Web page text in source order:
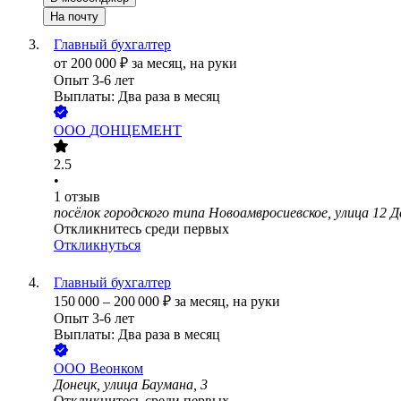
На почту
Главный бухгалтер
от 200 000 ₽ за месяц, на руки
Опыт 3-6 лет
Выплаты: Два раза в месяц
ООО ДОНЦЕМЕНТ
2.5
•
1 отзыв
посёлок городского типа Новоамвросиевское, улица 12
Откликнитесь среди первых
Откликнуться
Главный бухгалтер
150 000 – 200 000 ₽ за месяц, на руки
Опыт 3-6 лет
Выплаты: Два раза в месяц
ООО Веонком
Донецк, улица Баумана, 3